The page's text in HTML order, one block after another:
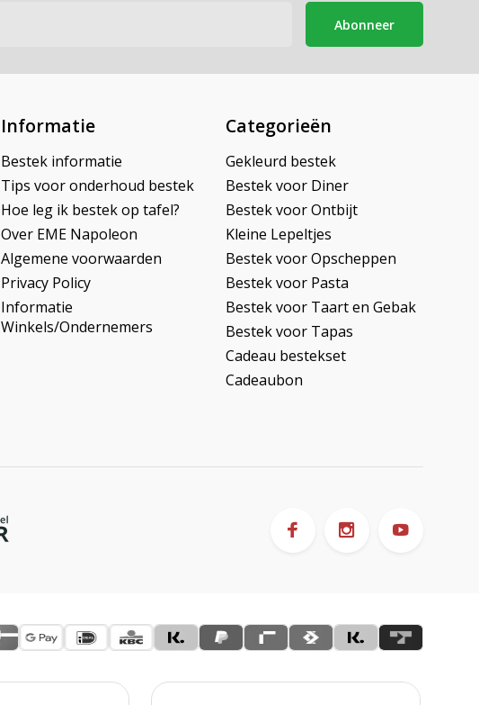
Abonneer
Informatie
Bestek informatie
Tips voor onderhoud bestek
Hoe leg ik bestek op tafel?
Over EME Napoleon
Algemene voorwaarden
Privacy Policy
Informatie
Winkels/Ondernemers
Categorieën
Gekleurd bestek
Bestek voor Diner
Bestek voor Ontbijt
Kleine Lepeltjes
Bestek voor Opscheppen
Bestek voor Pasta
Bestek voor Taart en Gebak
Bestek voor Tapas
Cadeau bestekset
Cadeaubon